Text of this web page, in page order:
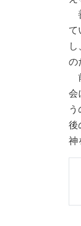
て
の
会
後
神